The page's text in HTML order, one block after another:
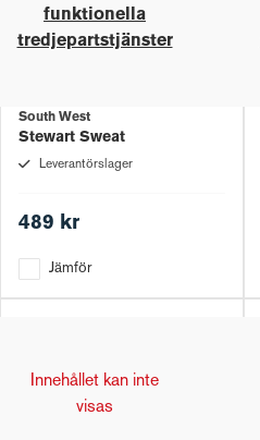
funktionella
tredjepartstjänster
South West
Stewart Sweat
Leverantörslager
489 kr
Jämför
Innehållet kan inte
visas